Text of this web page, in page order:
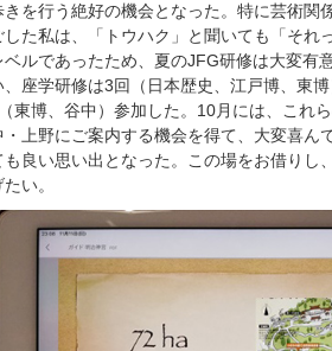
きを行う絶好の機会となった。特に芸術関
した私は、「トウハク」と聞いても「それ
ベルであったため、夏のJFG研修は大変有
、座学研修は3回（日本歴史、江戸博、東
東博、谷中）参加した。10月には、これ
・上野にご案内する機会を得て、大変喜ん
も良い思い出となった。この場をお借りし
たい。